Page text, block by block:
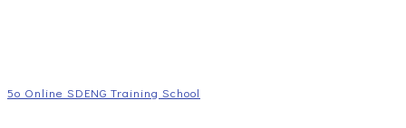
5o Online SDENG Training School